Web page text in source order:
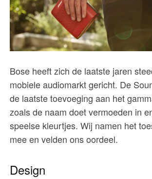
Bose heeft zich de laatste jaren
mobiele audiomarkt gericht. De
de laatste toevoeging aan het
zoals de naam doet vermoeden in
speelse kleurtjes. Wij namen het
mee en velden ons oordeel.
Design